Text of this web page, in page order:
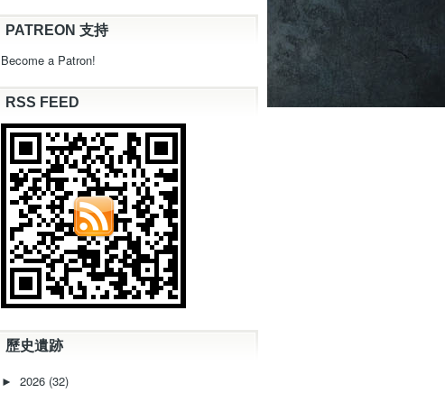
PATREON 支持
Become a Patron!
RSS FEED
歷史遺跡
► 2026 (32)